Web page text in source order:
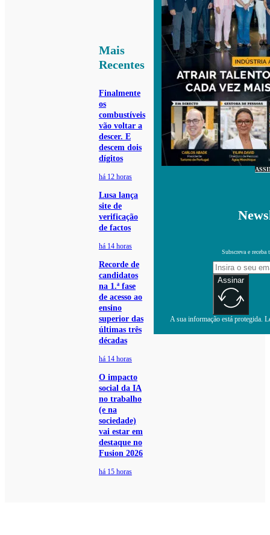
Mais
Recentes
Finalmente
os
combustíveis
vão voltar a
descer. E
descem dois
dígitos
há 12 horas
Lusa lança
site de
verificação
de factos
há 14 horas
Recorde de
candidatos
na 1.ª fase
de acesso ao
ensino
superior das
últimas três
décadas
há 14 horas
O impacto
social da IA
no trabalho
(e na
sociedade)
vai estar em
destaque no
Fusion 2026
há 15 horas
Subscreva e receba
Assinar
A sua informação está protegida.